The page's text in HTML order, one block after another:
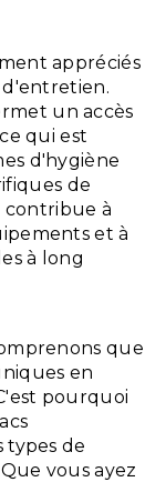
appréciés
un accès
qui est
d'hygiène
de
contribue à
et à
à long
que
en
pourquoi
types de
vous ayez